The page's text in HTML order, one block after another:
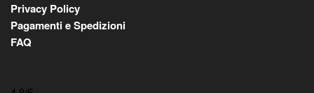
Privacy Policy
Pagamenti e Spedizioni
FAQ